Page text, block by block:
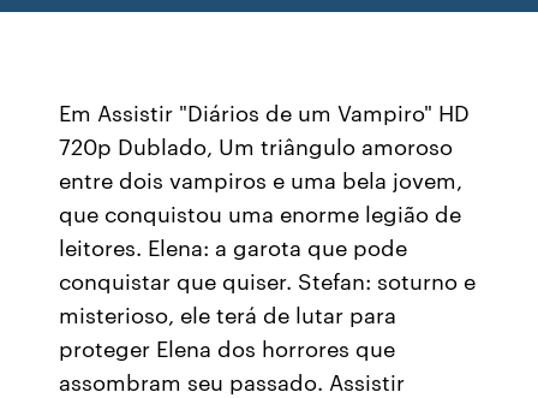
Em Assistir "Diários de um Vampiro" HD
720p Dublado, Um triângulo amoroso
entre dois vampiros e uma bela jovem,
que conquistou uma enorme legião de
leitores. Elena: a garota que pode
conquistar que quiser. Stefan: soturno e
misterioso, ele terá de lutar para
proteger Elena dos horrores que
assombram seu passado. Assistir